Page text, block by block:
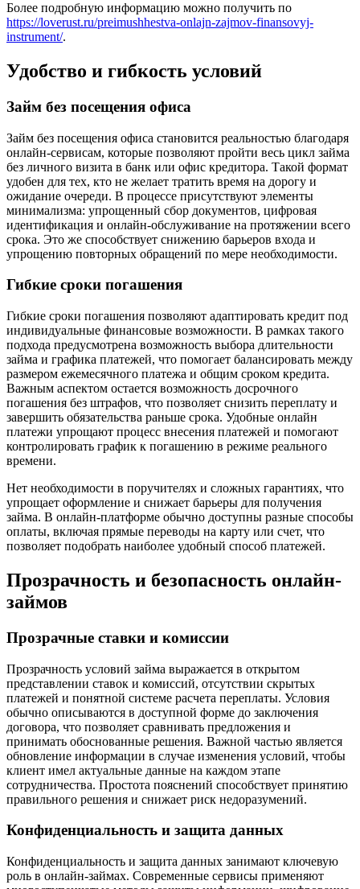
Более подробную информацию можно получить по
https://loverust.ru/preimushhestva-onlajn-zajmov-finansovyj-
instrument/.
Удобство и гибкость условий
Займ без посещения офиса
Займ без посещения офиса становится реальностью благодаря
онлайн-сервисам, которые позволяют пройти весь цикл займа
без личного визита в банк или офис кредитора. Такой формат
удобен для тех, кто не желает тратить время на дорогу и
ожидание очереди. В процессе присутствуют элементы
минимализма: упрощенный сбор документов, цифровая
идентификация и онлайн-обслуживание на протяжении всего
срока. Это же способствует снижению барьеров входа и
упрощению повторных обращений по мере необходимости.
Гибкие сроки погашения
Гибкие сроки погашения позволяют адаптировать кредит под
индивидуальные финансовые возможности. В рамках такого
подхода предусмотрена возможность выбора длительности
займа и графика платежей, что помогает балансировать между
размером ежемесячного платежа и общим сроком кредита.
Важным аспектом остается возможность досрочного
погашения без штрафов, что позволяет снизить переплату и
завершить обязательства раньше срока. Удобные онлайн
платежи упрощают процесс внесения платежей и помогают
контролировать график к погашению в режиме реального
времени.
Нет необходимости в поручителях и сложных гарантиях, что
упрощает оформление и снижает барьеры для получения
займа. В онлайн-платформе обычно доступны разные способы
оплаты, включая прямые переводы на карту или счет, что
позволяет подобрать наиболее удобный способ платежей.
Прозрачность и безопасность онлайн-
займов
Прозрачные ставки и комиссии
Прозрачность условий займа выражается в открытом
представлении ставок и комиссий, отсутствии скрытых
платежей и понятной системе расчета переплаты. Условия
обычно описываются в доступной форме до заключения
договора, что позволяет сравнивать предложения и
принимать обоснованные решения. Важной частью является
обновление информации в случае изменения условий, чтобы
клиент имел актуальные данные на каждом этапе
сотрудничества. Простота пояснений способствует принятию
правильного решения и снижает риск недоразумений.
Конфиденциальность и защита данных
Конфиденциальность и защита данных занимают ключевую
роль в онлайн-займах. Современные сервисы применяют